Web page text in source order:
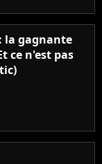
la gagnante
ce n'est pas